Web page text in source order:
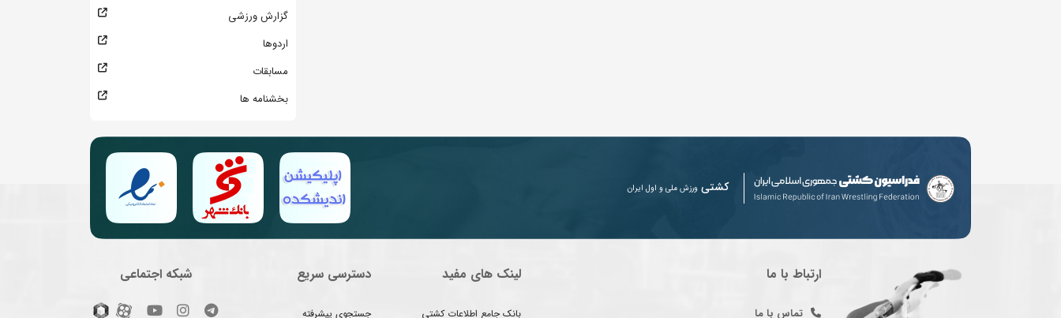
گزارش ورزشی
اردوها
مسابقات
بخشنامه ها
کشتی ورزش ملی و اول ایران
ارتباط با ما
تماس با ما
لینک های مفید
بانک جامع اطلاعات کشتی
دسترسی سریع
جستجوی پیشرفته
شبکه اجتماعی